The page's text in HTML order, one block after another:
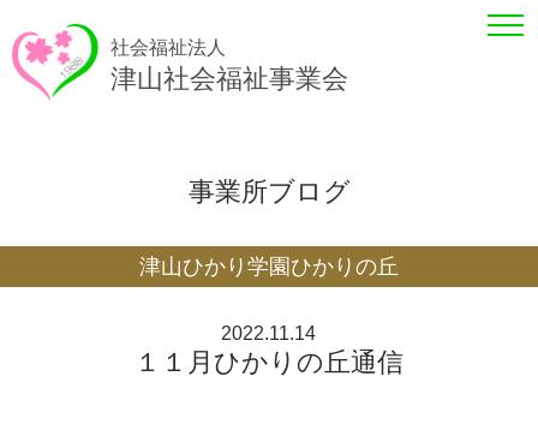
社会福祉法人
津山社会福祉事業会
事業所ブログ
津山ひかり学園ひかりの丘
2022.11.14
１１月ひかりの丘通信